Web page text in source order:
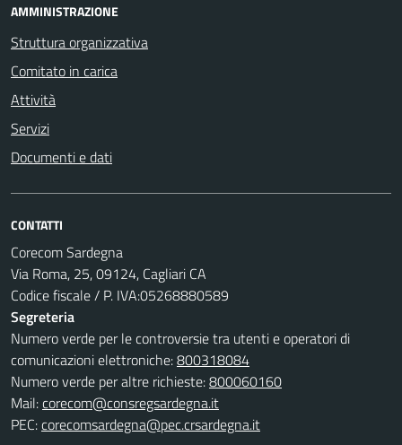
AMMINISTRAZIONE
Struttura organizzativa
Comitato in carica
Attività
Servizi
Documenti e dati
CONTATTI
Corecom Sardegna
Via Roma, 25, 09124, Cagliari CA
Codice fiscale / P. IVA:05268880589
Segreteria
Numero verde per le controversie tra utenti e operatori di
comunicazioni elettroniche:800318084
Numero verde per altre richieste:800060160
Mail:corecom@consregsardegna.it
PEC:corecomsardegna@pec.crsardegna.it